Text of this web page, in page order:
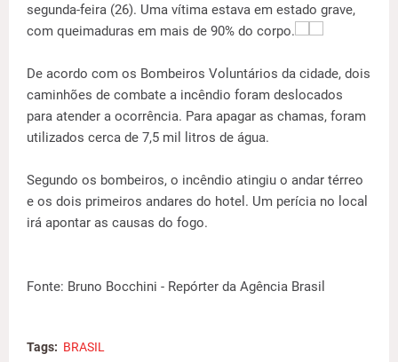
segunda-feira (26). Uma vítima estava em estado grave,
com queimaduras em mais de 90% do corpo.
De acordo com os Bombeiros Voluntários da cidade, dois
caminhões de combate a incêndio foram deslocados
para atender a ocorrência. Para apagar as chamas, foram
utilizados cerca de 7,5 mil litros de água.
Segundo os bombeiros, o incêndio atingiu o andar térreo
e os dois primeiros andares do hotel. Um perícia no local
irá apontar as causas do fogo.
Fonte: Bruno Bocchini - Repórter da Agência Brasil
Tags: BRASIL